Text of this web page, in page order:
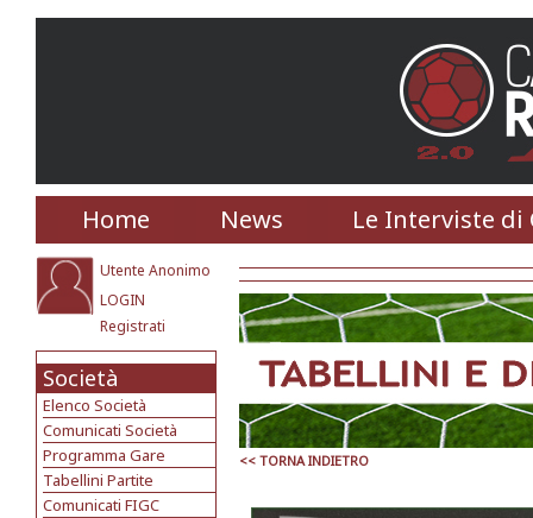
Home News Le Interviste di
Utente Anonimo
LOGIN
Registrati
Società
Elenco Società
Comunicati Società
Programma Gare
Tabellini Partite
Comunicati FIGC
<< TORNA INDIETRO